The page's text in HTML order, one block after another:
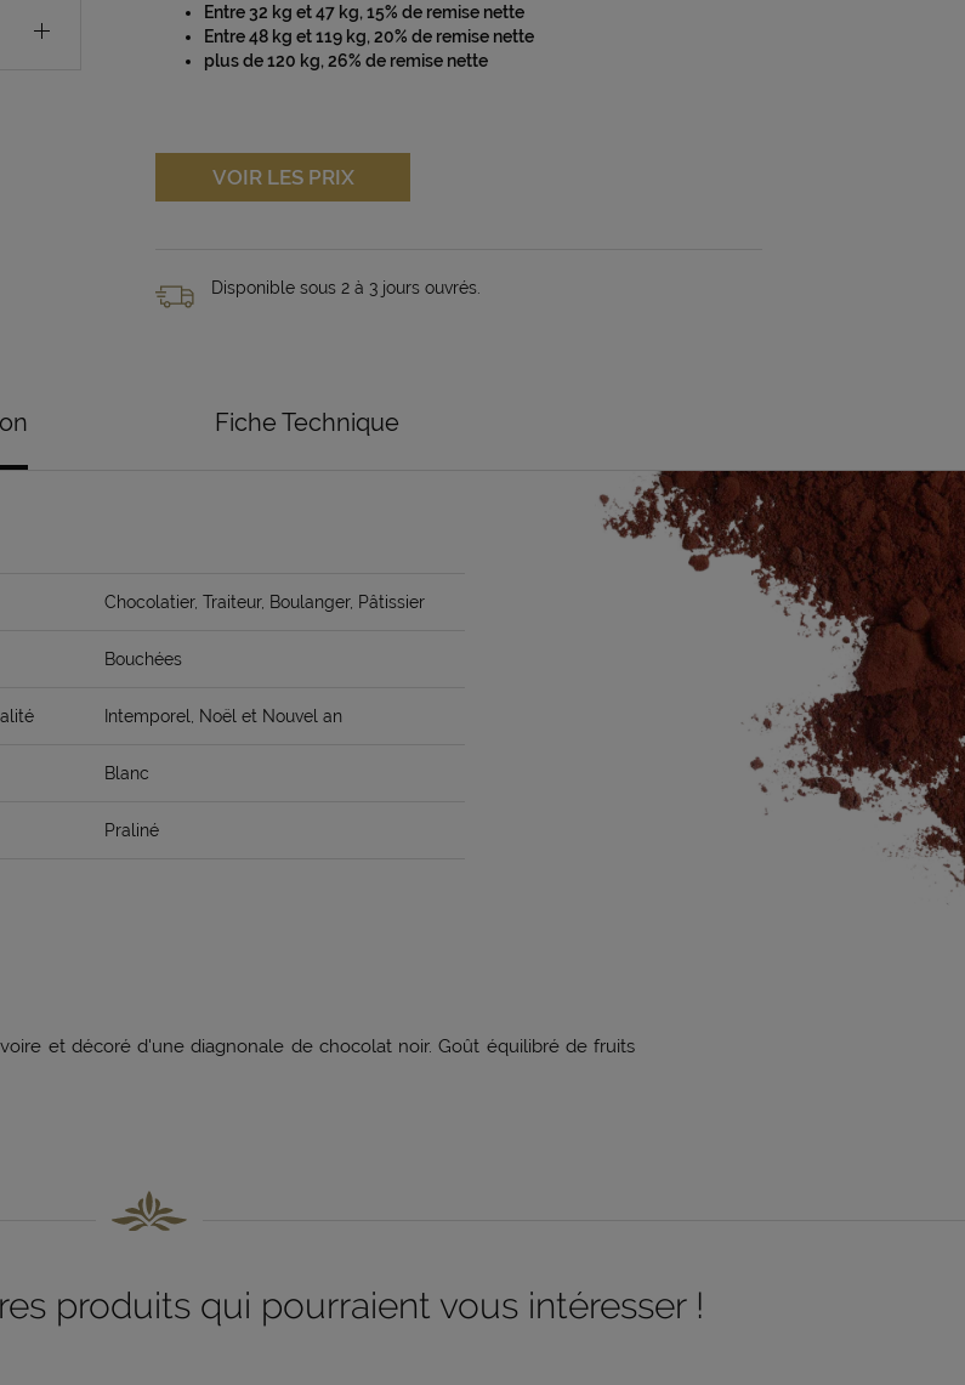
Entre 32 kg et 47 kg, 15% de remise nette
Entre 48 kg et 119 kg, 20% de remise nette
plus de 120 kg, 26% de remise nette
VOIR LES PRIX
Disponible sous 2 à 3 jours ouvrés.
Fiche Technique
Chocolatier, Traiteur, Boulanger, Pâtissier
Bouchées
Intemporel, Noël et Nouvel an
Blanc
Praliné
et décoré d'une diagnonale de chocolat noir. Goût équilibré de fruits
produits qui pourraient vous intéresser !